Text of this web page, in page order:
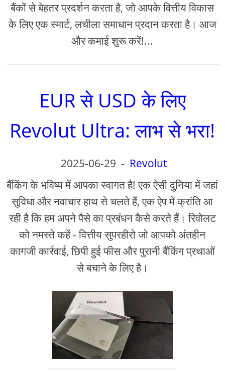
बैंकों से बेहतर प्रदर्शन करता है, जो आपके वित्तीय विकास
के लिए एक स्मार्ट, लचीला समाधान प्रदान करता है। आज
और कमाई शुरू करें!...
EUR से USD के लिए
Revolut Ultra: लाभ से भरा!
2025-06-29 - Revolut
बैंकिंग के भविष्य में आपका स्वागत है! एक ऐसी दुनिया में जहां
सुविधा और नवाचार हाथ से चलते हैं, एक ऐप में क्रांति आ
रही है कि हम अपने पैसे का प्रबंधन कैसे करते हैं। रिवोलट
को नमस्ते कहें - वित्तीय सुपरहीरो जो आपको अंतहीन
कागजी कार्रवाई, छिपी हुई फीस और पुरानी बैंकिंग प्रथाओं
से बचाने के लिए है।